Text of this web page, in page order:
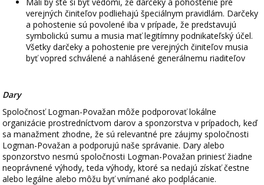
verejných činiteľov podliehajú špeciálnym pravidlám. Darčeky
a pohostenie sú povolené iba v prípade, že predstavujú
symbolickú sumu a musia mať legitímny podnikateľský účel.
Všetky darčeky a pohostenie pre verejných činiteľov musia
byť vopred schválené a nahlásené generálnemu riaditeľov
Dary
Spoločnosť Logman-Považan môže podporovať lokálne
organizácie prostredníctvom darov a sponzorstva v prípadoch, keď
sa manažment zhodne, že sú relevantné pre záujmy spoločnosti
Logman-Považan a podporujú naše správanie. Dary alebo
sponzorstvo nesmú spoločnosti Logman-Považan priniesť žiadne
neoprávnené výhody, teda výhody, ktoré sa nedajú získať čestne
alebo legálne alebo môžu byť vnímané ako podplácanie.